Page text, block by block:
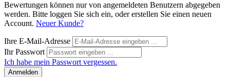
Bewertungen können nur von angemeldeten Benutzern abgegeben
werden. Bitte loggen Sie sich ein, oder erstellen Sie einen neuen
Account. Neuer Kunde?
Ihre E-Mail-Adresse
Ihr Passwort
Ich habe mein Passwort vergessen.
Anmelden